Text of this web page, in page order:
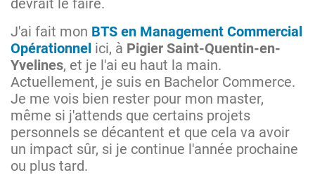
devrait le faire.
J'ai fait mon BTS en Management Commercial
Opérationnel ici, à Pigier Saint-Quentin-en-
Yvelines, et je l'ai eu haut la main.
Actuellement, je suis en Bachelor Commerce.
Je me vois bien rester pour mon master,
même si j'attends que certains projets
personnels se décantent et que cela va avoir
un impact sûr, si je continue l'année prochaine
ou plus tard.